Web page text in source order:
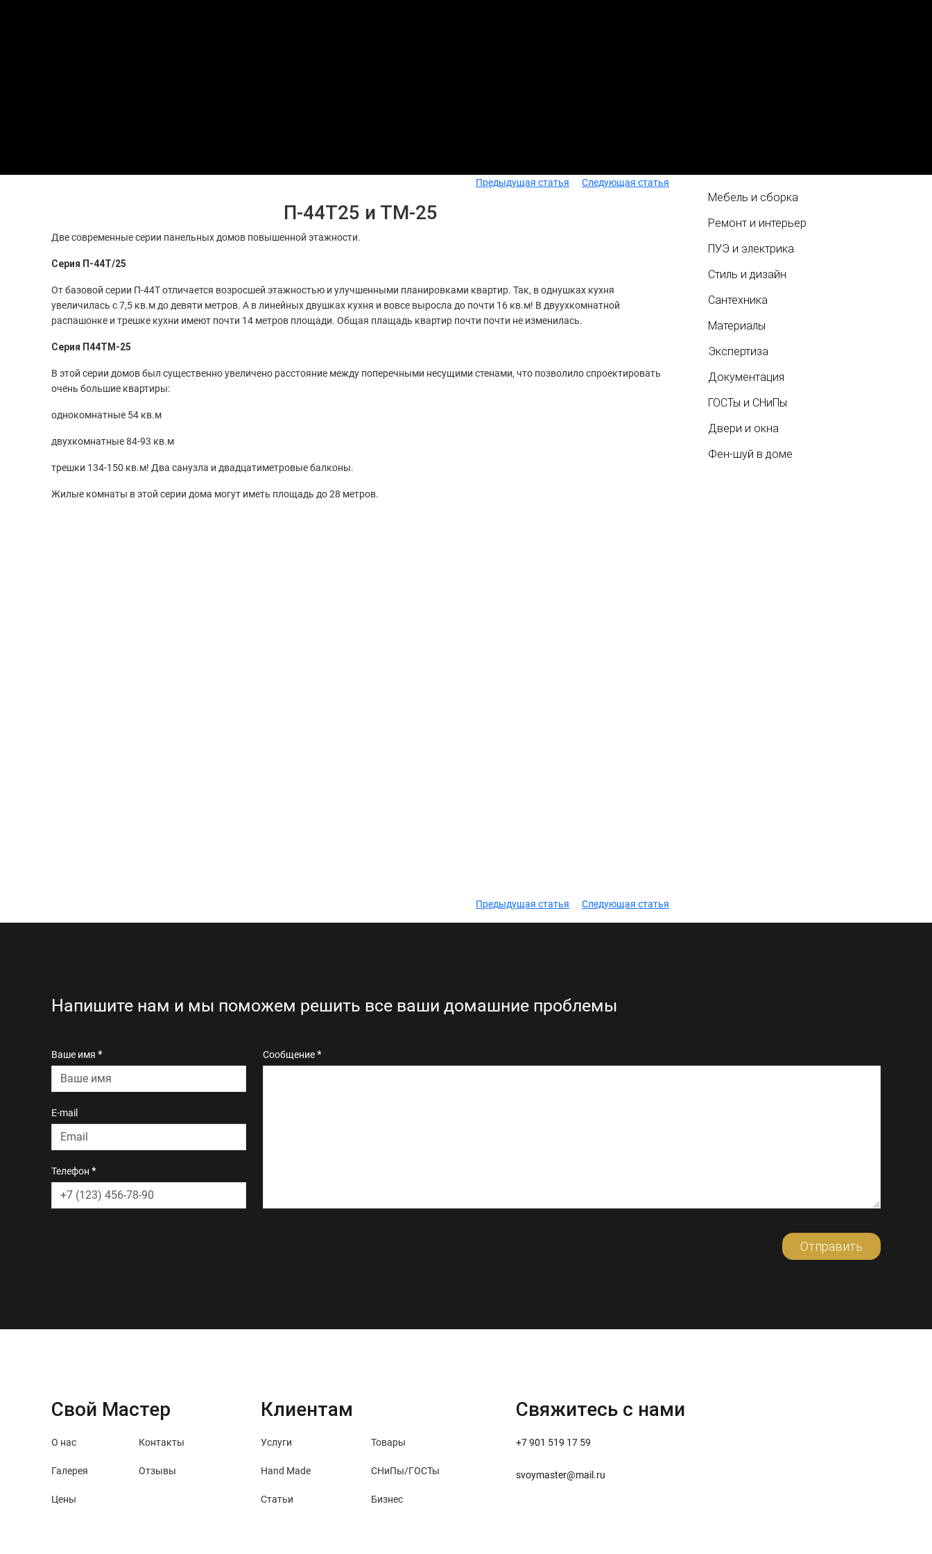
Предыдущая статья Следующая статья
П-44Т25 и ТМ-25
Две современные серии панельных домов повышенной этажности.
Серия П-44Т/25
От базовой серии П-44Т отличается возросшей этажностью и улучшенными планировками квартир. Так, в однушках кухня
увеличилась с 7,5 кв.м до девяти метров. А в линейных двушках кухня и вовсе выросла до почти 16 кв.м! В двуухкомнатной
распашонке и трешке кухни имеют почти 14 метров площади. Общая плащадь квартир почти почти не изменилась.
Серия П44ТМ-25
В этой серии домов был существенно увеличено расстояние между поперечными несущими стенами, что позволило спроектировать
очень большие квартиры:
однокомнатные 54 кв.м
двухкомнатные 84-93 кв.м
трешки 134-150 кв.м! Два санузла и двадцатиметровые балконы.
Жилые комнаты в этой серии дома могут иметь площадь до 28 метров.
Предыдущая статья Следующая статья
Мебель и сборка
Ремонт и интерьер
ПУЭ и электрика
Стиль и дизайн
Сантехника
Материалы
Экспертиза
Документация
ГОСТы и СНиПы
Двери и окна
Фен-шуй в доме
Напишите нам и мы поможем решить все ваши домашние проблемы
Ваше имя *
E-mail
Телефон *
Сообщение*
Отправить
Свой Мастер
О нас Контакты
Галерея Отзывы
Цены
Клиентам
Услуги Товары
Hand Made СНиПы/ГОСТы
Статьи Бизнес
Свяжитесь с нами
+7 901 519 17 59
svoymaster@mail.ru